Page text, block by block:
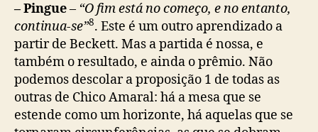
– Pingue– “O fim está no começo, e no entanto,
continua-se”8. Este é um outro aprendizado a
partir de Beckett. Mas a partida é nossa, e
também o resultado, e ainda o prêmio. Não
podemos descolar a proposição 1 de todas as
outras de Chico Amaral: há a mesa que se
estende como um horizonte, há aquelas que se